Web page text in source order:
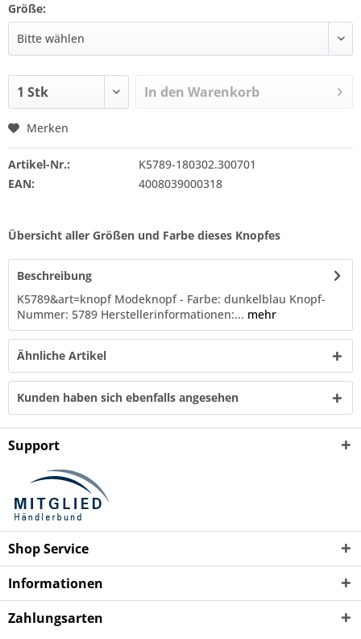
Größe:
In den Warenkorb
Merken
Artikel-Nr.:
K5789-180302.300701
EAN:
4008039000318
Übersicht aller Größen und Farbe dieses Knopfes
Beschreibung
K5789&art=knopf Modeknopf - Farbe: dunkelblau Knopf-
Nummer: 5789 Herstellerinformationen:... mehr
Ähnliche Artikel
Kunden haben sich ebenfalls angesehen
Support
Shop Service
Informationen
Zahlungsarten